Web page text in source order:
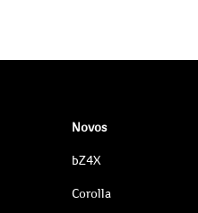
Novos
bZ4X
Corolla